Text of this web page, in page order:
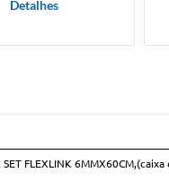
Detalhes
SET FLEXLINK